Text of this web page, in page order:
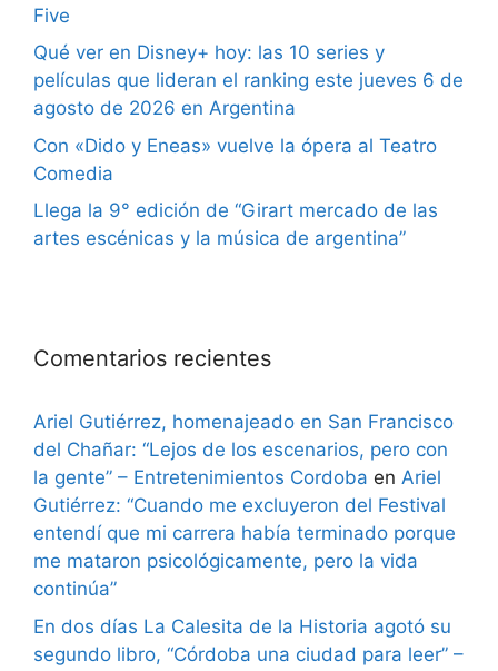
Five
Qué ver en Disney+ hoy: las 10 series y
películas que lideran el ranking este jueves 6 de
agosto de 2026 en Argentina
Con «Dido y Eneas» vuelve la ópera al Teatro
Comedia
Llega la 9° edición de “Girart mercado de las
artes escénicas y la música de argentina”
Comentarios recientes
Ariel Gutiérrez, homenajeado en San Francisco
del Chañar: “Lejos de los escenarios, pero con
la gente” – Entretenimientos Cordoba en Ariel
Gutiérrez: “Cuando me excluyeron del Festival
entendí que mi carrera había terminado porque
me mataron psicológicamente, pero la vida
continúa”
En dos días La Calesita de la Historia agotó su
segundo libro, “Córdoba una ciudad para leer” –